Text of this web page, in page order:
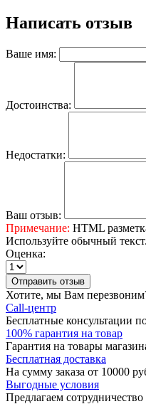
Написать отзыв
Ваше имя:
Достоинства:
Недостатки:
Ваш отзыв:
Примечание: HTML
Используйте обычный текст.
Оценка:
Отправить отзыв
Хотите, мы Вам
Call-центр
Бесплатные консультации
100% гарантия на товар
Гарантия на товары
Бесплатная доставка
На сумму заказа от 10000
Выгодные условия
Предлагаем сотрудничество